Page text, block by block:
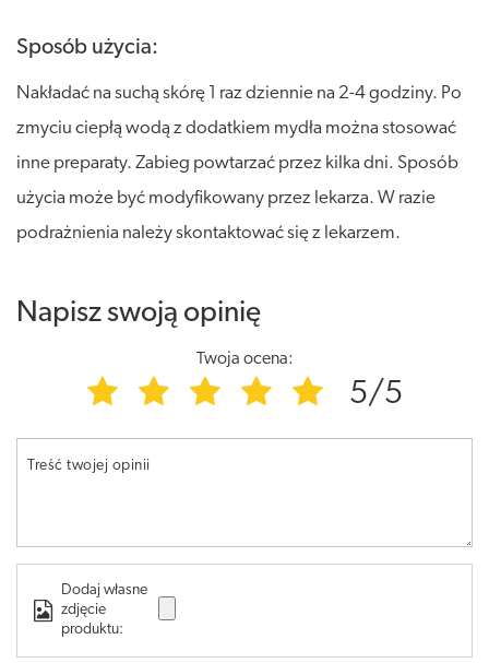
Sposób użycia:
Nakładać na suchą skórę 1 raz dziennie na 2-4 godziny. Po
zmyciu ciepłą wodą z dodatkiem mydła można stosować
inne preparaty. Zabieg powtarzać przez kilka dni. Sposób
użycia może być modyfikowany przez lekarza. W razie
podrażnienia należy skontaktować się z lekarzem.
Napisz swoją opinię
Twoja ocena:
5/5
Treść twojej opinii
Dodaj własne
zdjęcie
produktu: